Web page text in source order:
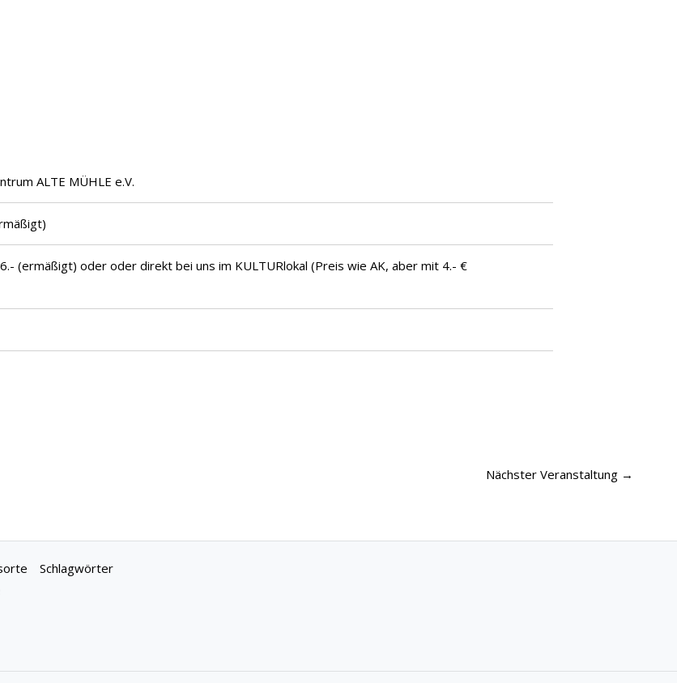
ALTE MÜHLE e.V.
(ermäßigt) oder oder direkt bei uns im KULTURlokal (Preis wie AK, aber mit 4.- €
Nächster Veranstaltung →
Schlagwörter